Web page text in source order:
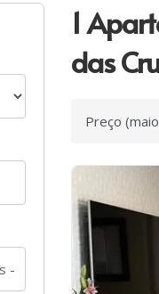
1
das
Ordenar por